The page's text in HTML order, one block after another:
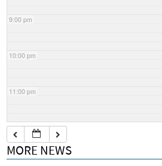
9:00 pm
10:00 pm
11:00 pm
MORE NEWS